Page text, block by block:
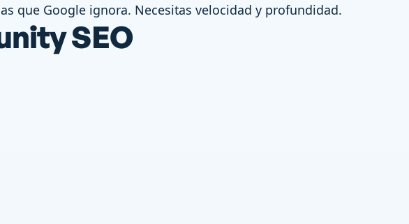
que Google ignora. Necesitas velocidad y profundidad.
SEO